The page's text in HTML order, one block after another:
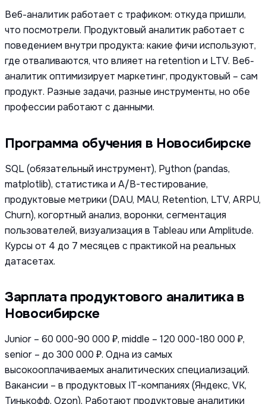
Веб-аналитик работает с трафиком: откуда пришли,
что посмотрели. Продуктовый аналитик работает с
поведением внутри продукта: какие фичи используют,
где отваливаются, что влияет на retention и LTV. Веб-
аналитик оптимизирует маркетинг, продуктовый – сам
продукт. Разные задачи, разные инструменты, но обе
профессии работают с данными.
Программа обучения в Новосибирске
SQL (обязательный инструмент), Python (pandas,
matplotlib), статистика и A/B-тестирование,
продуктовые метрики (DAU, MAU, Retention, LTV, ARPU,
Churn), когортный анализ, воронки, сегментация
пользователей, визуализация в Tableau или Amplitude.
Курсы от 4 до 7 месяцев с практикой на реальных
датасетах.
Зарплата продуктового аналитика в
Новосибирске
Junior – 60 000-90 000 ₽, middle – 120 000-180 000 ₽,
senior – до 300 000 ₽. Одна из самых
высокооплачиваемых аналитических специализаций.
Вакансии – в продуктовых IT-компаниях (Яндекс, VK,
Тинькофф, Ozon). Работают продуктовые аналитики